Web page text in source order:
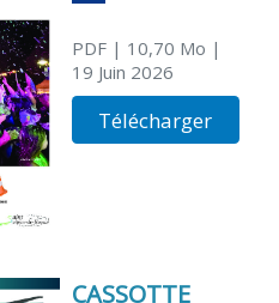
PDF| 10,70 Mo |
19 Juin 2026
Télécharger
CASSOTTE